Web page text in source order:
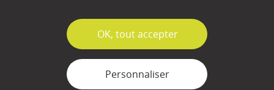
Mentions légales
✓
OK, tout accepter
Personnaliser